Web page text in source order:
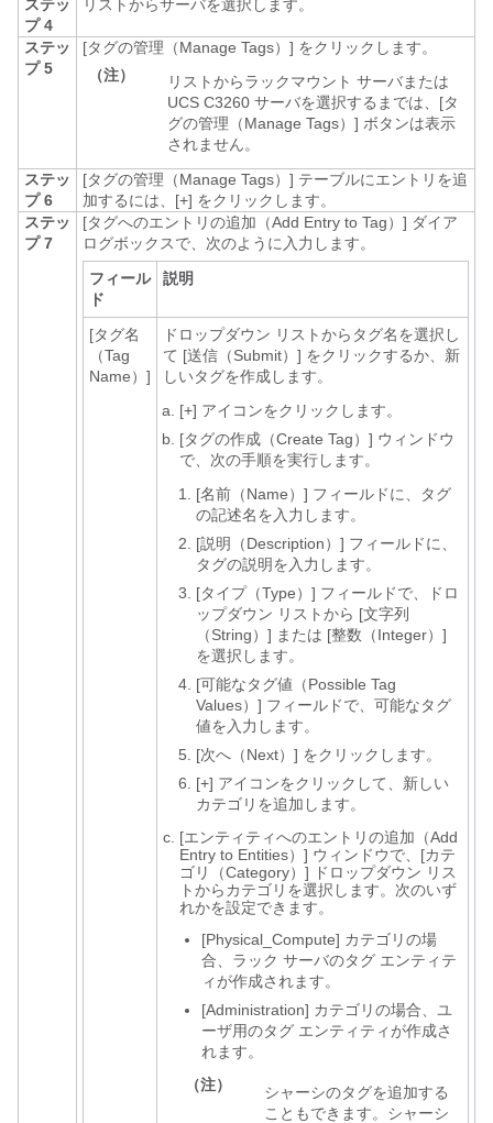
ステッ
プ 4
リストからサーバを選択します。
ステッ
プ 5
[タグの管理（Manage Tags）] をクリックします。
（注）
リストからラックマウント サーバまたは
UCS C3260 サーバを選択するまでは、[タ
グの管理（Manage Tags）] ボタンは表示
されません。
ステッ
プ 6
[タグの管理（Manage Tags）] テーブルにエントリを追
加するには、[+] をクリックします。
ステッ
プ 7
[タグへのエントリの追加（Add Entry to Tag）] ダイア
ログボックスで、次のように入力します。
フィール
ド
説明
[タグ名
（Tag
Name）]
ドロップダウン リストからタグ名を選択し
て [送信（Submit）] をクリックするか、新
しいタグを作成します。
[+] アイコンをクリックします。
[タグの作成（Create Tag）] ウィンドウ
で、次の手順を実行します。
[名前（Name）] フィールドに、タグ
の記述名を入力します。
[説明（Description）] フィールドに、
タグの説明を入力します。
[タイプ（Type）] フィールドで、ドロ
ップダウン リストから [文字列
（String）] または [整数（Integer）]
を選択します。
[可能なタグ値（Possible Tag
Values）] フィールドで、可能なタグ
値を入力します。
[次へ（Next）] をクリックします。
[+] アイコンをクリックして、新しい
カテゴリを追加します。
[エンティティへのエントリの追加（Add
Entry to Entities）] ウィンドウで、[カテ
ゴリ（Category）]
ドロップダウン リス
トからカテゴリを選択します。次のいず
れかを設定できます。
[Physical_Compute] カテゴリの場
合、ラック サーバのタグ エンティテ
ィが作成されます。
[Administration] カテゴリの場合、ユ
ーザ用のタグ エンティティが作成さ
れます。
（注）
シャーシのタグを追加する
こともできます。シャーシ